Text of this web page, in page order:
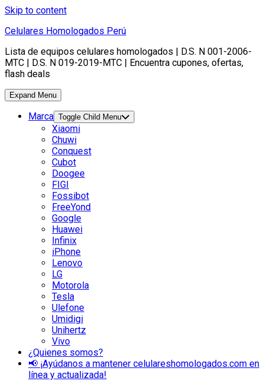
Skip to content
Celulares Homologados Perú
Lista de equipos celulares homologados | D.S. N 001-2006-
MTC | D.S. N 019-2019-MTC | Encuentra cupones, ofertas,
flash deals
Expand Menu
Marca Toggle Child Menu
Xiaomi
Chuwi
Conquest
Cubot
Doogee
FIGI
Fossibot
FreeYond
Google
Huawei
Infinix
iPhone
Lenovo
LG
Motorola
Tesla
Ulefone
Umidigi
Unihertz
Vivo
¿Quienes somos?
📢 ¡Ayúdanos a mantener celulareshomologados.com en
línea y actualizada!